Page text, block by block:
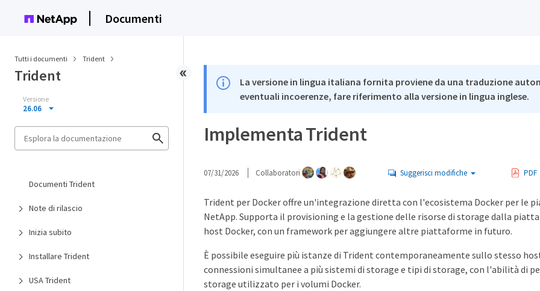
Documenti
Tutti i documenti Trident
Trident
Versione
26.06
Documenti Trident
Note di rilascio
Inizia subito
Installare Trident
USA Trident
La versione in lingua italiana fornita proviene da una traduzione
eventuali incoerenze, fare riferimento alla versione in lingua inglese.
Implementa Trident
07/31/2026 Collaboratori Suggerisci modifiche PDF
Trident per Docker offre un'integrazione diretta con l'ecosistema Docker per le
NetApp. Supporta il provisioning e la gestione delle risorse di storage dalla
host Docker, con un framework per aggiungere altre piattaforme in futuro.
È possibile eseguire più istanze di Trident contemporaneamente sullo stesso
connessioni simultanee a più sistemi di storage e tipi di storage, con l'abilità di
storage utilizzato per i volumi Docker.